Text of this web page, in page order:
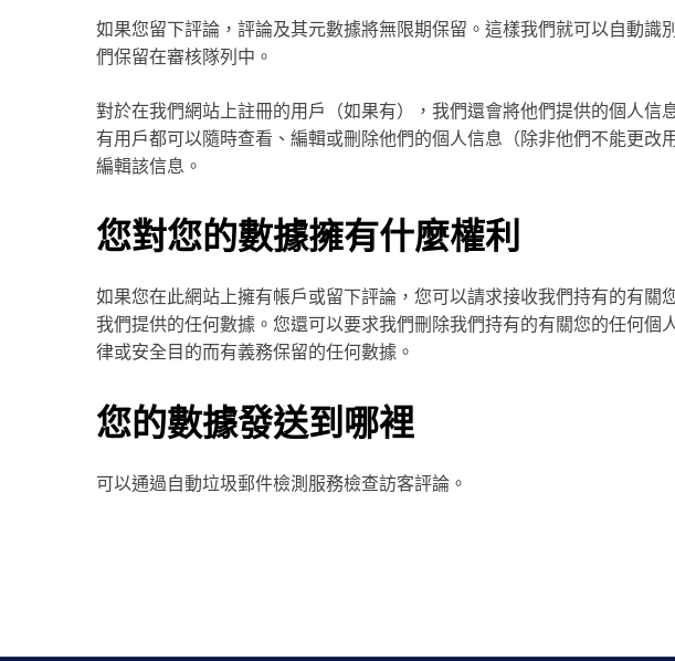
如果您留下評論，評論及其元數據將無限期保留。這樣我們就可以自動識
們保留在審核隊列中。
對於在我們網站上註冊的用戶（如果有），我們還會將他們提供的個人信
有用戶都可以隨時查看、編輯或刪除他們的個人信息（除非他們不能更改
編輯該信息。
您對您的數據擁有什麼權利
如果您在此網站上擁有帳戶或留下評論，您可以請求接收我們持有的有關
我們提供的任何數據。您還可以要求我們刪除我們持有的有關您的任何個
律或安全目的而有義務保留的任何數據。
您的數據發送到哪裡
可以通過自動垃圾郵件檢測服務檢查訪客評論。